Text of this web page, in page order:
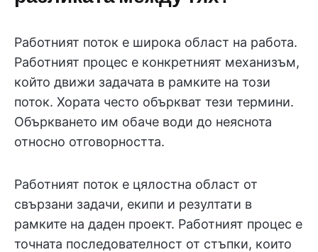
Работният поток е широка област на работа.
Работният процес е конкретният механизъм,
който движи задачата в рамките на този
поток. Хората често объркват тези термини.
Объркването им обаче води до неяснота
относно отговорността.
Работният поток е цялостна област от
свързани задачи, екипи и резултати в
рамките на даден проект. Работният процес е
точната последователност от стъпки, които